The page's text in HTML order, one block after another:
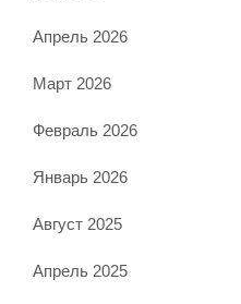
Апрель 2026
Март 2026
Февраль 2026
Январь 2026
Август 2025
Апрель 2025